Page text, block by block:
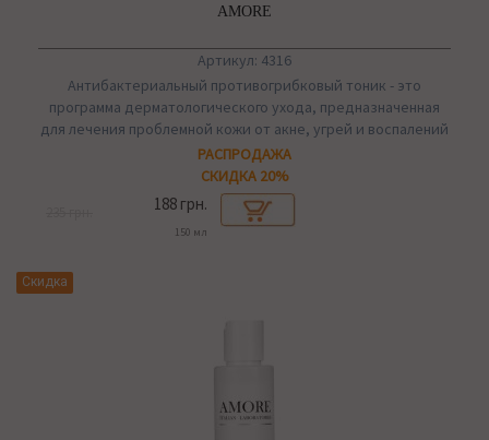
AMORE
Артикул: 4316
Антибактериальный противогрибковый тоник - это
программа дерматологического ухода, предназначенная
для лечения проблемной кожи от акне, угрей и воспалений
РАСПРОДАЖА
СКИДКА 20%
188 грн.
150 мл
Скидка